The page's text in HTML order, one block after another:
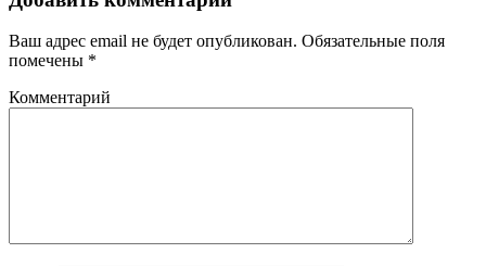
Ваш адрес email не будет опубликован. Обязательные поля
помечены *
Комментарий